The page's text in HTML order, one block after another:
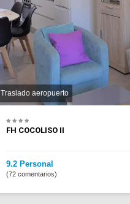
Traslado aeropuerto
FH COCOLISO II
9.2 Personal
(72 comentarios)